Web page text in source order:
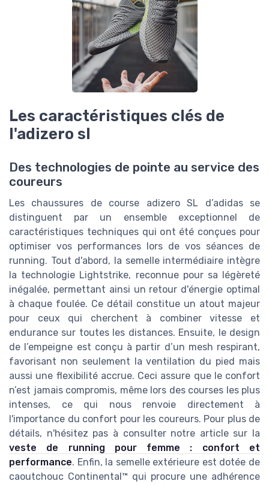
Les caractéristiques clés de
l'adizero sl
Des technologies de pointe au service des
coureurs
Les chaussures de course adizero SL d’adidas se
distinguent par un ensemble exceptionnel de
caractéristiques techniques qui ont été conçues pour
optimiser vos performances lors de vos séances de
running. Tout d'abord, la semelle intermédiaire intègre
la technologie Lightstrike, reconnue pour sa légèreté
inégalée, permettant ainsi un retour d'énergie optimal
à chaque foulée. Ce détail constitue un atout majeur
pour ceux qui cherchent à combiner vitesse et
endurance sur toutes les distances. Ensuite, le design
de l’empeigne est conçu à partir d’un mesh respirant,
favorisant non seulement la ventilation du pied mais
aussi une flexibilité accrue. Ceci assure que le confort
n’est jamais compromis, même lors des courses les plus
intenses, ce qui nous renvoie directement à
l'importance du confort pour les coureurs. Pour plus de
détails, n'hésitez pas à consulter notre article sur la
veste de running pour femme : confort et
performance. Enfin, la semelle extérieure est dotée de
caoutchouc Continental™ qui procure une adhérence